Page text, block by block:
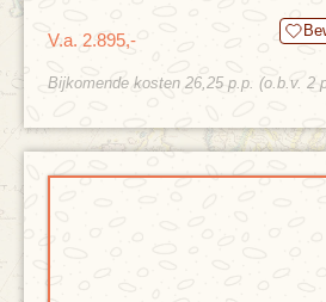
V.a. 2.895,-
Bijkomende kosten 26,25 p.p. (o.b.v. 2